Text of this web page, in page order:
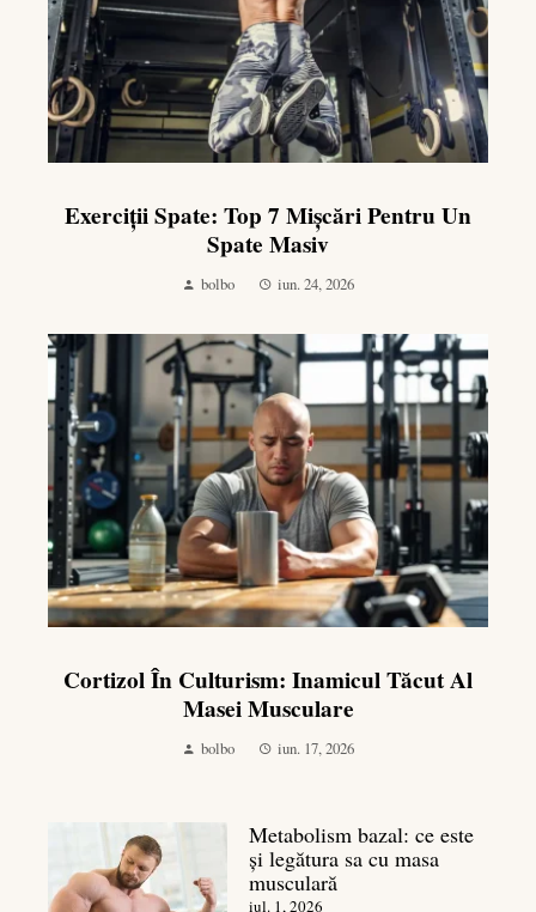
Exerciții Spate: Top 7 Mișcări Pentru Un
Spate Masiv
bolbo iun. 24, 2026
Cortizol În Culturism: Inamicul Tăcut Al
Masei Musculare
bolbo iun. 17, 2026
Metabolism bazal: ce este
și legătura sa cu masa
musculară
iul. 1, 2026